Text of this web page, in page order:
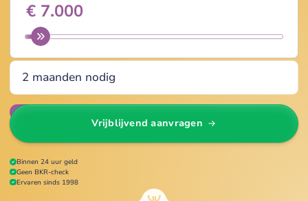
Wijzig
Vrijblijvend aanvragen
Binnen 24 uur geld
Geen BKR-check
Ervaren sinds 1998